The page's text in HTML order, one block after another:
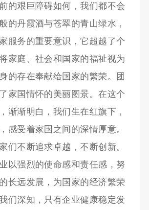
的艰巨障碍如何，我们都不会
的丹霞酒与苍翠的青山绿水，
服务的重要意识，它超越了个
家庭、社会和国家的福祉视为
的存在奉献给国家的繁荣。团
家国情怀的美丽图景。在这个
渐渐明白，我们生在红旗下，
感受着家国之间的深情厚意。
们不断追求卓越，不断创新。
以强烈的使命感和责任感，努
长远发展，为国家的经济繁荣
们深知，只有企业健康稳定发